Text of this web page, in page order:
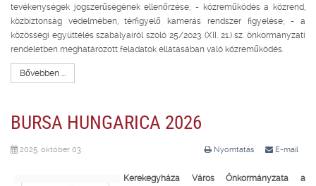
tevékenységek jogszerűségének ellenőrzése; - közreműködés a közrend,
közbiztonság védelmében, térfigyelő kamerás rendszer figyelése; - a
közösségi együttélés szabályairól szóló 25/2023. (XII. 21.) sz. önkormányzati
rendeletben meghatározott feladatok ellátásában való közreműködés.
Bővebben ...
BURSA HUNGARICA 2026
Nyomtatás E-mail
2025. október 03.
Kerekegyháza Város Önkormányzata a